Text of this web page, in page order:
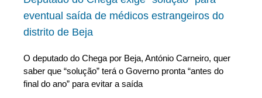
eventual saída de médicos estrangeiros do
distrito de Beja
O deputado do Chega por Beja, António Carneiro, quer
saber que “solução” terá o Governo pronta “antes do
final do ano” para evitar a saída